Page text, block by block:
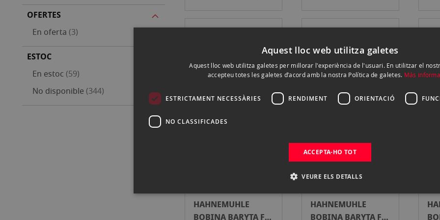
OFERTES
En oferta 3
articles
ESTOC
En estoc 59
articles
No disponible 344
articles
BOBINA FINE ART
PEARL 285GR 91CM
X 12MTS
389,00 €
Esgotat
BOBINA FINE ART
PEARL 285GR 111
CM X 12MTS
469,00 €
Esgotat
24
HAHNEMUHLE
CANVAS SMOOTH
370GR 24 PULG. X
12M
155,00 €
HAHNEMUHLE
BOBINA BARYTA FB
HAHNEMUHLE
BOBINA BARYTA FB
Aquest lloc web utilitza galetes
Aquest lloc web utilitza galetes per millorar l'experiència de l'usuari. En utilitzar el
accepteu totes les galetes d’acord amb la nostra Política de galetes. Más
ESTRICTAMENT NECESSÀRIES RENDIMENT ORIENTACIÓ
NO CLASSIFICADES
ACCEPTA-HO TOT
VEURE ELS DETALLS